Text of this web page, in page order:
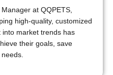
at QQPETS,
high-quality, customized
market trends has
their goals, save